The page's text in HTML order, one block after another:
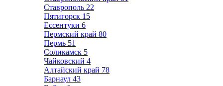
Ставрополь 22
Пятигорск 15
Ессентуки 6
Пермский край 80
Пермь 51
Соликамск 5
Чайковский 4
Алтайский край 78
Барнаул 43